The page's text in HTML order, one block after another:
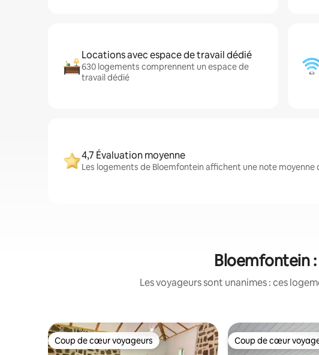
Locations avec espace de travail dédié
630 logements comprennent un espace de
travail dédié
4,7 Évaluation moyenne
Les logements de Bloemfontein affichent une note moyenne
Bloemfontein
Les voyageurs sont unanimes : ces
Coup de cœur voyageurs
Coup de cœur voyageurs Coup de cœur
Coup de cœur